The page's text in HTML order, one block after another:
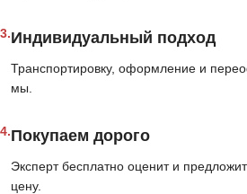
3.Индивидуальный подход
Транспортировку, оформление и
мы.
4.Покупаем дорого
Эксперт бесплатно оценит и
цену.